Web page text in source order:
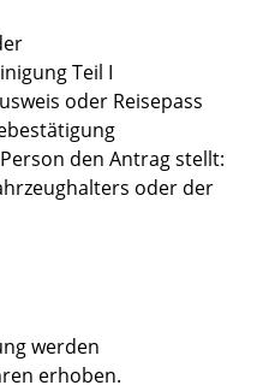
Teil I
oder Reisepass
den Antrag stellt:
oder der
werden
erhoben.